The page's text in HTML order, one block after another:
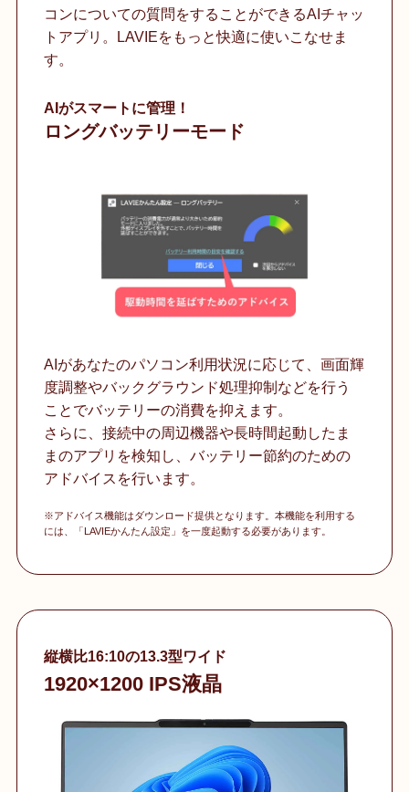
コンについての質問をすることができるAIチャッ
トアプリ。LAVIEをもっと快適に使いこなせま
す。
AIがスマートに管理！
ロングバッテリーモード
AIがあなたのパソコン利用状況に応じて、画面輝
度調整やバックグラウンド処理抑制などを行う
ことでバッテリーの消費を抑えます。
さらに、接続中の周辺機器や長時間起動したま
まのアプリを検知し、バッテリー節約のための
アドバイスを行います。
※アドバイス機能はダウンロード提供となります。本機能を利用する
には、「LAVIEかんたん設定」を一度起動する必要があります。
縦横比16:10の13.3型ワイド
1920×1200 IPS液晶